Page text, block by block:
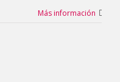
Más información